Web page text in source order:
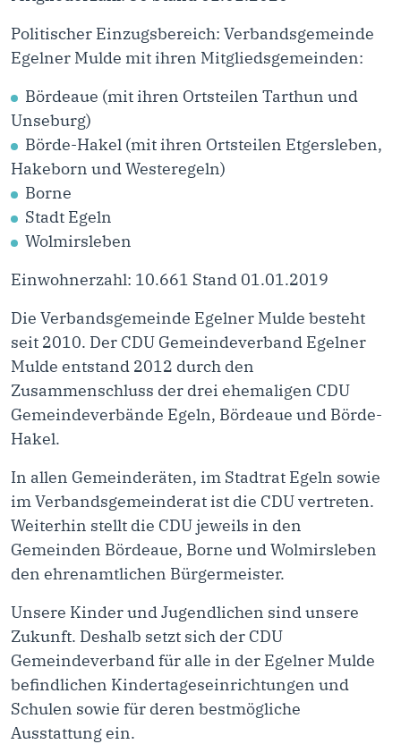
Politischer Einzugsbereich: Verbandsgemeinde
Egelner Mulde mit ihren Mitgliedsgemeinden:
Bördeaue (mit ihren Ortsteilen Tarthun und
Unseburg)
Börde-Hakel (mit ihren Ortsteilen Etgersleben,
Hakeborn und Westeregeln)
Borne
Stadt Egeln
Wolmirsleben
Einwohnerzahl: 10.661 Stand 01.01.2019
Die Verbandsgemeinde Egelner Mulde besteht
seit 2010. Der CDU Gemeindeverband Egelner
Mulde entstand 2012 durch den
Zusammenschluss der drei ehemaligen CDU
Gemeindeverbände Egeln, Bördeaue und Börde-
Hakel.
In allen Gemeinderäten, im Stadtrat Egeln sowie
im Verbandsgemeinderat ist die CDU vertreten.
Weiterhin stellt die CDU jeweils in den
Gemeinden Bördeaue, Borne und Wolmirsleben
den ehrenamtlichen Bürgermeister.
Unsere Kinder und Jugendlichen sind unsere
Zukunft. Deshalb setzt sich der CDU
Gemeindeverband für alle in der Egelner Mulde
befindlichen Kindertageseinrichtungen und
Schulen sowie für deren bestmögliche
Ausstattung ein.